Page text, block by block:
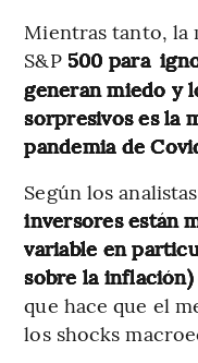
Mientras tanto, la
S&P500 para
generan miedo y
sorpresivos es la
pandemia de
Según los
inversores están
variable en
sobre la inflación)
que hace que el
los shocks